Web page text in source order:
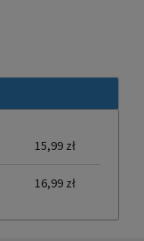
PŁATNOŚCI
15,99 zł
16,99 zł